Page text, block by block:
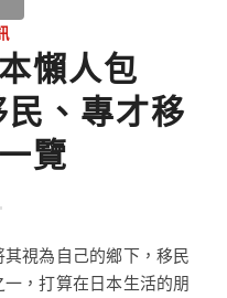
懶人包
、專才移
覽
視為自己的鄉下，移民
，打算在日本生活的朋